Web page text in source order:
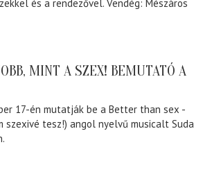
és a rendezővel. Vendég: Mészáros
MINT A SZEX! BEMUTATÓ A
17-én mutatják be a Better than sex -
szexivé tesz!) angol nyelvű musicalt Suda